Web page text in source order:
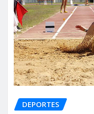
DEPORTES